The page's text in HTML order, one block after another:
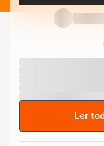
Ler